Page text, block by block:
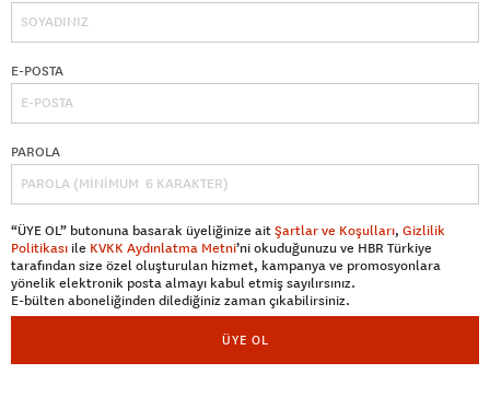
E-POSTA
PAROLA
“ÜYE OL” butonuna basarak üyeliğinize aitŞartlar ve Koşulları, Gizlilik
Politikası ile KVKK Aydınlatma Metni’ni okuduğunuzu ve HBR Türkiye
tarafından size özel oluşturulan hizmet, kampanya ve promosyonlara
yönelik elektronik posta almayı kabul etmiş sayılırsınız.
E-bülten aboneliğinden dilediğiniz zaman çıkabilirsiniz.
ÜYE OL